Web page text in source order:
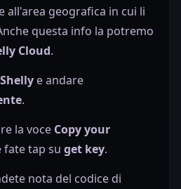
all'area geografica in cui li
questa info la potremo
Cloud.
e andare
.
la voce Copy your
fate tap su get key.
nota del codice di